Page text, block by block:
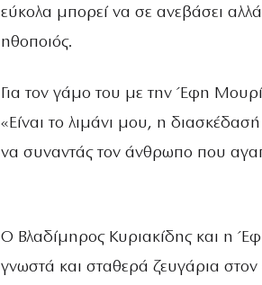
εύκολα μπορεί να σε ανεβάσει
ηθοποιός.
Για τον γάμο του με την Έφη
«Είναι το λιμάνι μου, η
να συναντάς τον άνθρωπο που
Ο Βλαδίμηρος Κυριακίδης και η
γνωστά και σταθερά ζευγάρια